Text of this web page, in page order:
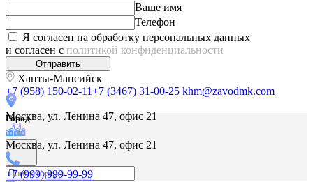
Москва, ул. Ленина 47, офис 21
Москва, ул. Ленина 47, офис 21
+7 (999) 999-99-99
Ваше имя
Телефон
Я согласен на обработку персональных данных
и согласен с политикой конфиденциальности
Отправить
Ханты-Мансийск
+7 (958) 150-02-11+7 (3467) 31-00-25 khm@zavodmk.com
Город